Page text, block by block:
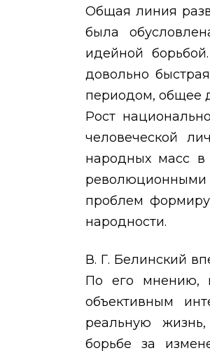
Общая линия
была
идейной
довольно
периодом, общее
Рост
человеческой
народных масс в
проблем
народности.
В. Г. Белинский
По его мнению,
объективным
реальную
борьбе за